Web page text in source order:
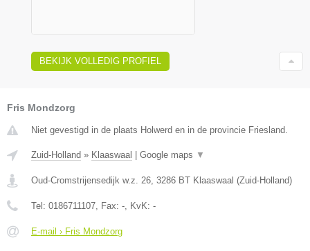
BEKIJK VOLLEDIG PROFIEL
Fris Mondzorg
Niet gevestigd in de plaats Holwerd en in de provincie Friesland.
Zuid-Holland » Klaaswaal Google maps ▼
Oud-Cromstrijensedijk w.z. 26, 3286 BT Klaaswaal (Zuid-Holland)
Tel: 0186711107, Fax: -, KvK: -
E-mail › Fris Mondzorg